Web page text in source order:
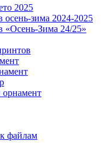
2025
осень-зима 2024-2025
«Осень-Зима 24/25»
файлам